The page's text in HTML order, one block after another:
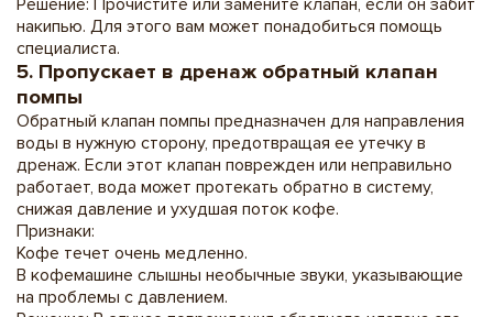
Решение: Прочистите или замените клапан, если он забит
накипью. Для этого вам может понадобиться помощь
специалиста.
5. Пропускает в дренаж обратный клапан
помпы
Обратный клапан помпы предназначен для направления
воды в нужную сторону, предотвращая ее утечку в
дренаж. Если этот клапан поврежден или неправильно
работает, вода может протекать обратно в систему,
снижая давление и ухудшая поток кофе.
Признаки:
Кофе течет очень медленно.
В кофемашине слышны необычные звуки, указывающие
на проблемы с давлением.